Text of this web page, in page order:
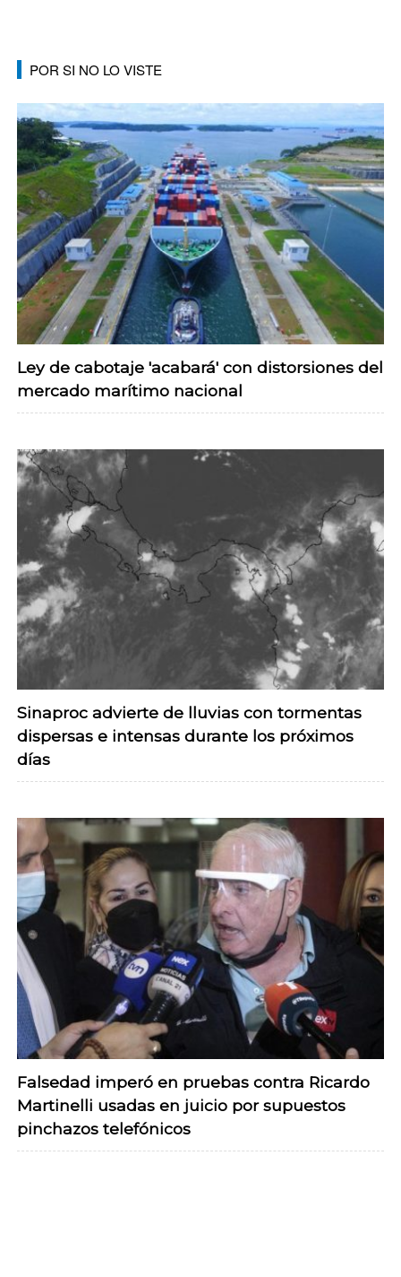
POR SI NO LO VISTE
Ley de cabotaje 'acabará' con distorsiones del
mercado marítimo nacional
Sinaproc advierte de lluvias con tormentas
dispersas e intensas durante los próximos
días
Falsedad imperó en pruebas contra Ricardo
Martinelli usadas en juicio por supuestos
pinchazos telefónicos